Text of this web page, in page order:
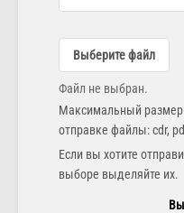
Выберите файл
Файл не выбран.
Максимальный
отправке файлы: cdr,
Если вы хотите
выборе выделяйте их.